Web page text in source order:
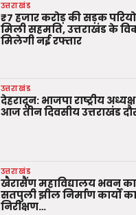
उत्तराखंड
₹7 हजार करोड़ की सड़क
मिली सहमति, उत्तराखंड के
मिलेगी नई रफ्तार
उत्तराखंड
देहरादून: भाजपा राष्ट्रीय
आज तीन दिवसीय उत्तराखंड
उत्तराखंड
खैरासैंण महाविद्यालय भवन का
सतपुली झील निर्माण कार्यों
निरीक्षण…